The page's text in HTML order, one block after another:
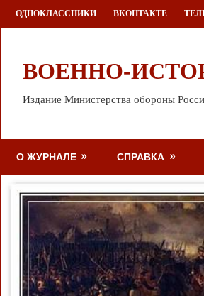
Перейти
к
ОДНОКЛАССНИКИ ВКОНТАКТЕ
ВОЕННО-
Издание Министерства обороны
О ЖУРНАЛЕ СПРАВКА